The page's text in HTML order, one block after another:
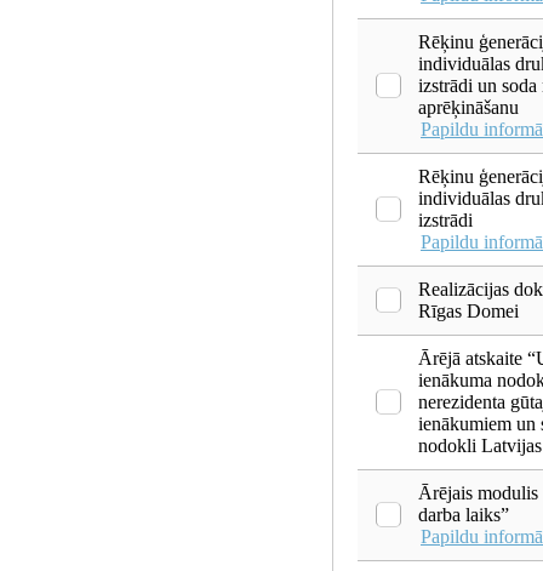
Rēķinu
individuālas
izstrādi un soda
aprēķināšanu
Papildu
Rēķinu
individuālas
izstrādi
Papildu
Realizācijas
Rīgas Domei
Ārējā atskaite
ienākuma
nerezidenta
ienākumiem un
nodokli
Ārējais modulis
darba laiks”
Papildu